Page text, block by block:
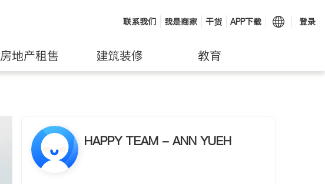
联系我们 我是商家 干货 APP下载 登录
房地产租售 建筑装修 教育
HAPPY TEAM - ANN YUEH